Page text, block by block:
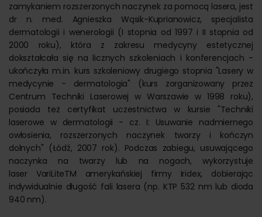
zamykaniem rozszerzonych naczynek za pomocą lasera, jest
dr n. med. Agnieszka Wąsik-Kuprianowicz, specjalista
dermatologii i wenerologii (I stopnia od 1997 i II stopnia od
2000 roku), która z zakresu medycyny estetycznej
dokształcała się na licznych szkoleniach i konferencjach -
ukończyła m.in. kurs szkoleniowy drugiego stopnia "Lasery w
medycynie - dermatologia" (kurs zorganizowany przez
Centrum Techniki Laserowej w Warszawie w 1998 roku),
posiada też certyfikat uczestnictwa w kursie "Techniki
laserowe w dermatologii - cz. I: Usuwanie nadmiernego
owłosienia, rozszerzonych naczynek twarzy i kończyn
dolnych" (Łódź, 2007 rok). Podczas zabiegu, usuwającego
naczynka na twarzy lub na nogach, wykorzystuje
laser VariLiteTM amerykańskiej firmy Iridex, dobierając
indywidualnie długość fali lasera (np. KTP 532 nm lub dioda
940 nm).